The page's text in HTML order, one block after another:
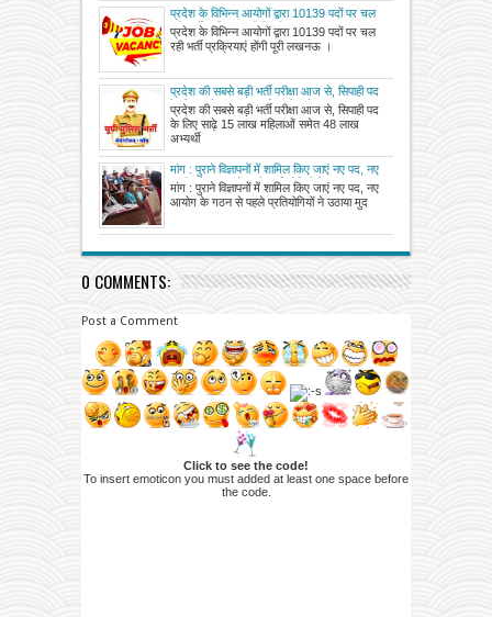
प्रदेश के विभिन्न आयोगों द्वारा 10139 पदों पर चल
रही भर्ती प्रक्रियाएं होंगी पूरी
प्रदेश के विभिन्न आयोगों द्वारा 10139 पदों पर चल
रही भर्ती प्रक्रियाएं होंगी पूरी लखनऊ ।
प्रदेश की सबसे बड़ी भर्ती परीक्षा आज से, सिपाही पद
के लिए साढ़े 15 लाख महिलाओं समेत 48 लाख
अभ्यर्थी दो दिन में होंगे शामिल
प्रदेश की सबसे बड़ी भर्ती परीक्षा आज से, सिपाही पद
के लिए साढ़े 15 लाख महिलाओं समेत 48 लाख
अभ्यर्थी
मांग : पुराने विज्ञापनों में शामिल किए जाएं नए पद, नए
आयोग के गठन से पहले प्रतियोगियों ने उठाया मुद्दा
मांग : पुराने विज्ञापनों में शामिल किए जाएं नए पद, नए
आयोग के गठन से पहले प्रतियोगियों ने उठाया मुद
0 COMMENTS:
Post a Comment
Click to see the code!
To insert emoticon you must added at least one space before
the code.